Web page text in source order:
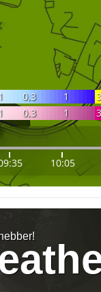
0,3 1
0,3 1
10:05